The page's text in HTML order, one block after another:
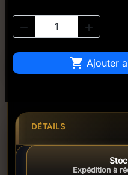
 
 Ajouter
DÉTAILS
Expédition à